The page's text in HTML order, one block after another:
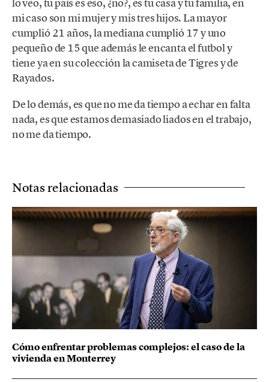
mi caso son mi mujer y mis tres hijos. La mayor
cumplió 21 años, la mediana cumplió 17 y uno
pequeño de 15 que además le encanta el futbol y
tiene ya en su colección la camiseta de Tigres y de
Rayados.
De lo demás, es que no me da tiempo a echar en falta
nada, es que estamos demasiado liados en el trabajo,
no me da tiempo.
Notas relacionadas
Cómo enfrentar problemas complejos: el caso de la
vivienda en Monterrey